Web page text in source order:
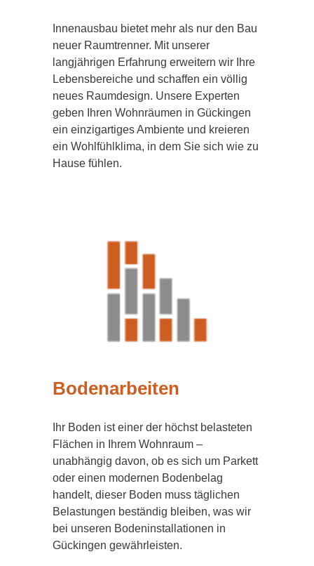
Innenausbau bietet mehr als nur den Bau
neuer Raumtrenner. Mit unserer
langjährigen Erfahrung erweitern wir Ihre
Lebensbereiche und schaffen ein völlig
neues Raumdesign. Unsere Experten
geben Ihren Wohnräumen in Gückingen
ein einzigartiges Ambiente und kreieren
ein Wohlfühlklima, in dem Sie sich wie zu
Hause fühlen.
Bodenarbeiten
Ihr Boden ist einer der höchst belasteten
Flächen in Ihrem Wohnraum –
unabhängig davon, ob es sich um Parkett
oder einen modernen Bodenbelag
handelt, dieser Boden muss täglichen
Belastungen beständig bleiben, was wir
bei unseren Bodeninstallationen in
Gückingen gewährleisten.